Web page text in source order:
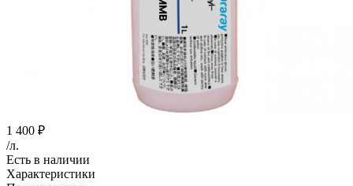
1 400 ₽
/л.
Есть в наличии
Характеристики